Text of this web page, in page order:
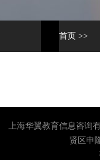
首页 >>
上海华翼教育信息咨询
贤区申